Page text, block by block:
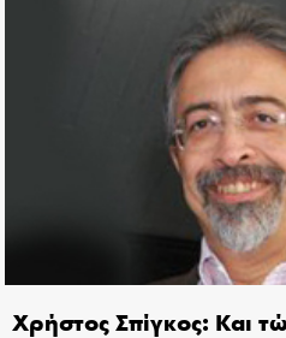
Χρήστος Σπίγκος: Και